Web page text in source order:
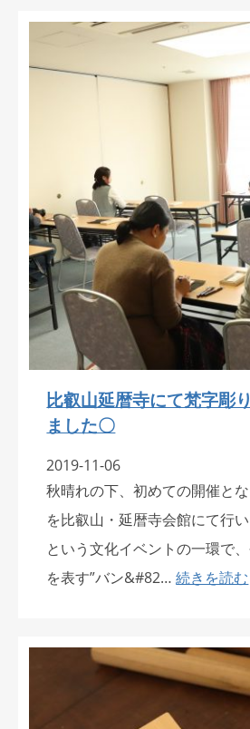
比叡山延暦寺にて梵字彫
ました〇
2019-11-06
秋晴れの下、初めての開催と
を比叡山・延暦寺会館にて行
という文化イベントの一環で
を表す”バン&#82…続きを読む